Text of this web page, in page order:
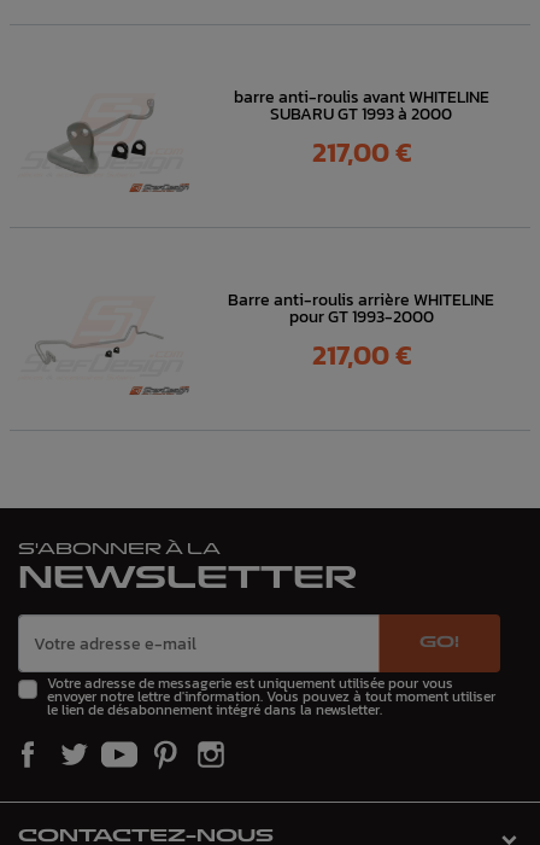
barre anti-roulis avant WHITELINE
SUBARU GT 1993 à 2000
Prix
217,00 €
Barre anti-roulis arrière WHITELINE
pour GT 1993-2000
Prix
217,00 €
S'ABONNER À LA
NEWSLETTER
GO!
Votre adresse de messagerie est uniquement utilisée pour vous
envoyer notre lettre d'information. Vous pouvez à tout moment utiliser
le lien de désabonnement intégré dans la newsletter.
CONTACTEZ-NOUS